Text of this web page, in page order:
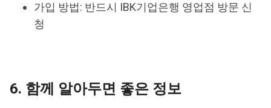
가입 방법: 반드시 IBK기업은행 영업점 방문 신
청
6. 함께 알아두면 좋은 정보